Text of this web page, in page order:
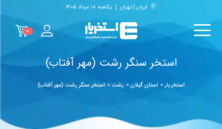
ایران | تهران یکشنبه ۱۸ مرداد ۱۴۰۵
۰
استخر سنگر رشت (مهر آفتاب)
استخریار> استان گیلان> رشت > استخر سنگر رشت (مهر آفتاب)